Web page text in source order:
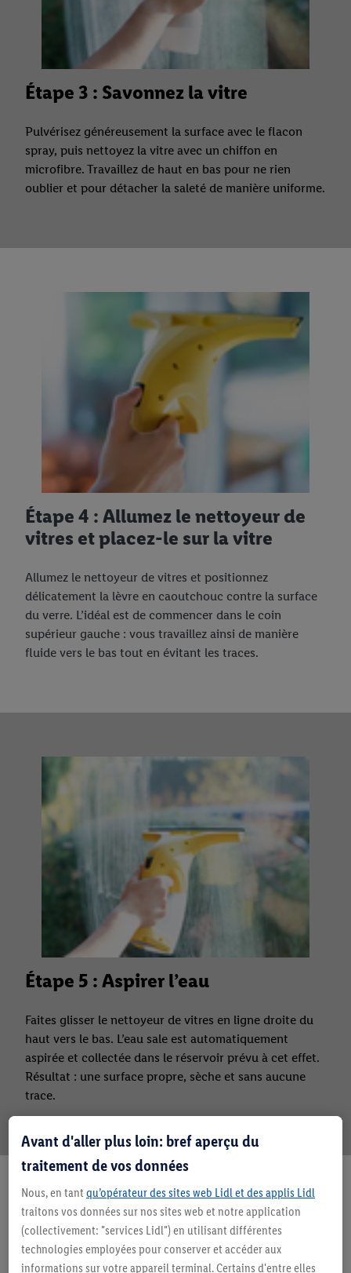
Étape 3 : Savonnez la vitre
Pulvérisez généreusement la surface avec le flacon
spray, puis nettoyez la vitre avec un chiffon en
microfibre. Travaillez de haut en bas pour ne rien
oublier et pour détacher la saleté de manière uniforme.
Étape 4 : Allumez le nettoyeur de
vitres et placez-le sur la vitre
Allumez le nettoyeur de vitres et positionnez
délicatement la lèvre en caoutchouc contre la surface
du verre. L’idéal est de commencer dans le coin
supérieur gauche : vous travaillez ainsi de manière
fluide vers le bas tout en évitant les traces.
Étape 5 : Aspirer l’eau
Faites glisser le nettoyeur de vitres en ligne droite du
haut vers le bas. L’eau sale est automatiquement
aspirée et collectée dans le réservoir prévu à cet effet.
Résultat : une surface propre, sèche et sans aucune
trace.
Avant d'aller plus loin: bref aperçu du
traitement de vos données
Nous, en tant qu’opérateur des sites web Lidl et des applis Lidl
traitons vos données sur nos sites web et notre application
(collectivement: "services Lidl") en utilisant différentes
technologies employées pour conserver et accéder aux
informations sur votre appareil terminal. Certains d'entre elles